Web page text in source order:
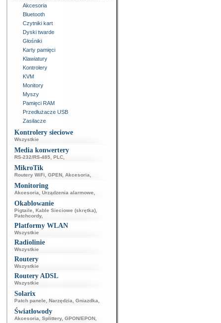
Akcesoria
Bluetooth
Czytniki kart
Dyski twarde
Głośniki
Karty pamięci
Klawiatury
Kontrolery
KVM
Monitory
Myszy
Pamięci RAM
Przedłużacze USB
Zasilacze
Kontrolery sieciowe
Wszystkie
Media konwertery
RS-232/RS-485 PLC
MikroTik
Routery WiFi GPEN Akcesoria
Monitoring
Akcesoria Urządzenia alarmowe
Okablowanie
Pigtaile Kable Sieciowe (skrętka)
Patchcordy,
Platformy WLAN
Wszystkie
Radiolinie
Wszystkie
Routery
Wszystkie
Routery ADSL
Wszystkie
Solarix
Patch panele Narzędzia Gniazdka
Światłowody
Akcesoria Splittery, GPON/EPON